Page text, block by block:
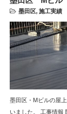
墨田区, 施工実績
墨田区・Mビルの屋
いました。 工事情